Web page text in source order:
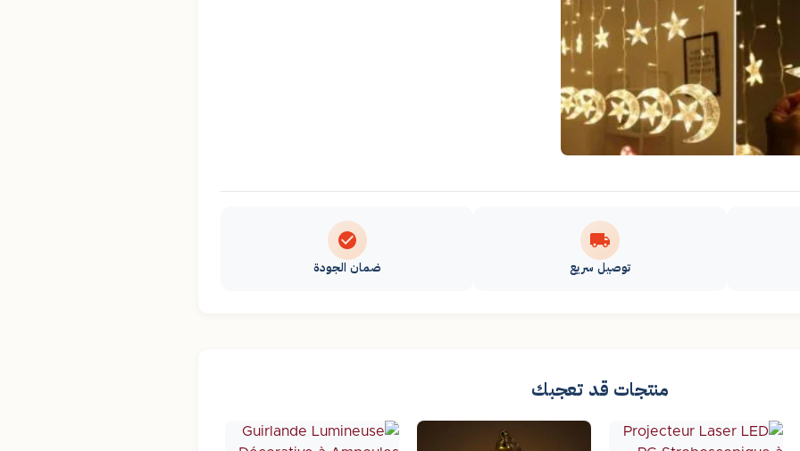
توصيل سريع ضمان الجودة
منتجات قد تعجبك